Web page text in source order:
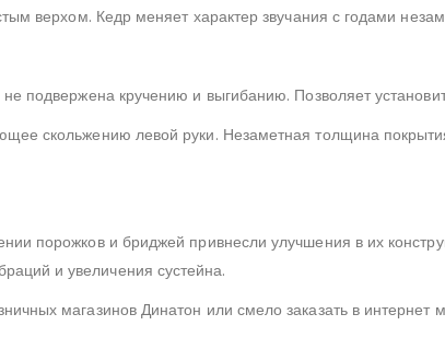
верхом. Кедр меняет характер звучания с годами
подвержена кручению и выгибанию. Позволяет
скольжению левой руки. Незаметная толщина
порожков и бриджей привнесли улучшения в их
и увеличения сустейна.
магазинов Динатон или смело заказать в